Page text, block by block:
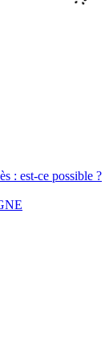
: est-ce possible ?